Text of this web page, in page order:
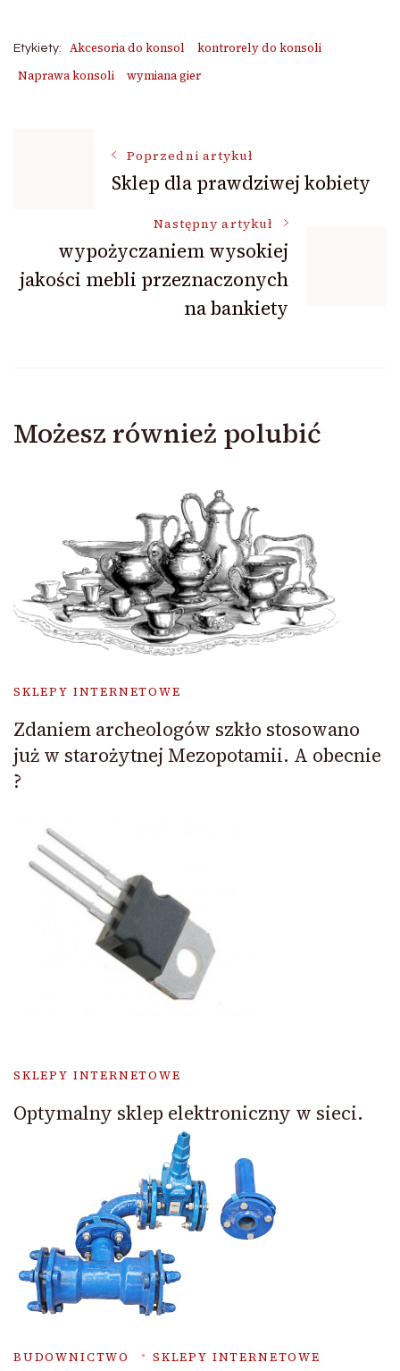
Etykiety: Akcesoria do konsol
kontrorely do konsoli
Naprawa konsoli
wymiana gier
NawigacjaPoprzedni artykuł
Sklep dla prawdziwej kobiety
Następny artykuł
wypożyczaniem wysokiej
jakości mebli przeznaczonych
na bankiety
Możesz również polubić
SKLEPY INTERNETOWE
Zdaniem archeologów szkło stosowano
już w starożytnej Mezopotamii. A obecnie
?
SKLEPY INTERNETOWE
Optymalny sklep elektroniczny w sieci.
BUDOWNICTWO SKLEPY INTERNETOWE